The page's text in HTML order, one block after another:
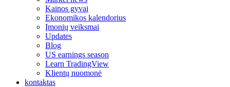
Kainos gyvai
Ekonomikos kalendorius
Įmonių veiksmai
Updates
Blog
US earnings season
Learn TradingView
Klientų nuomonė
kontaktas